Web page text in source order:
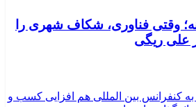
وقتی فناوری، شکاف شهری را
علی ریگی